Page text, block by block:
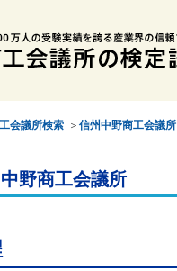
会議所検索 ＞ 信州中野商工会議所
野商工会議所